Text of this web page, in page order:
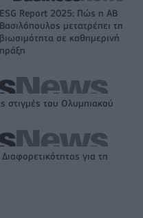
ESG Report 2025: Πώς η ΑΒ
Βασιλόπουλος μετατρέπει τη
βιωσιμότητα σε καθημερινή
πράξη
στιγμές του Ολυμπιακού
για τη